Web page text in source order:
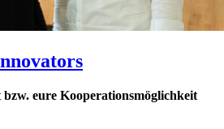
eure Kooperationsmöglichkeit